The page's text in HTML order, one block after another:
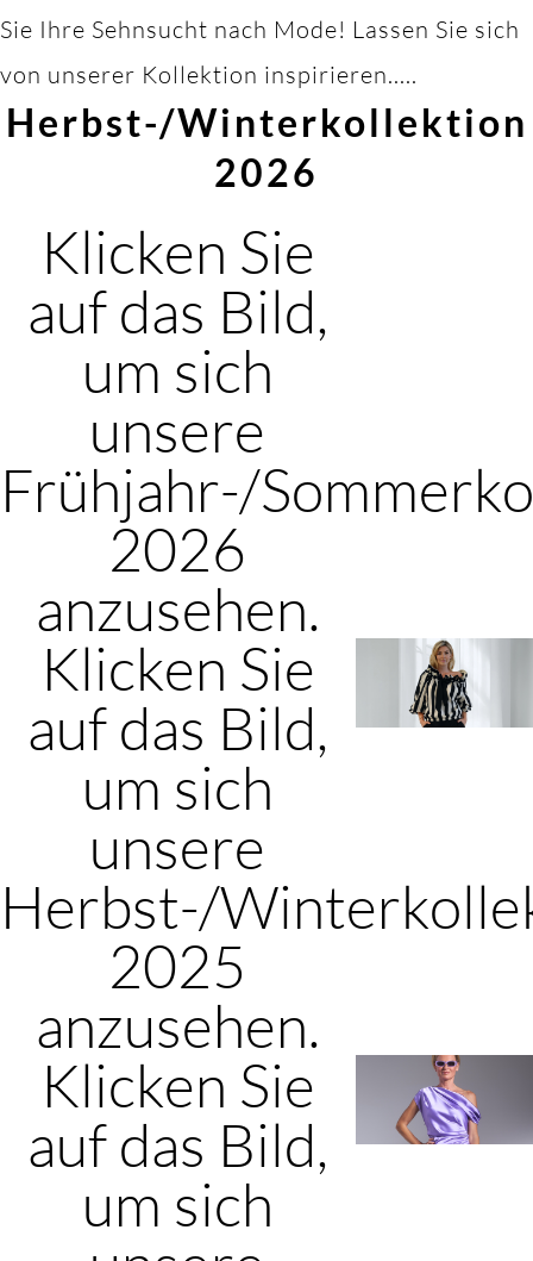
Sie Ihre Sehnsucht nach Mode! Lassen Sie sich
von unserer Kollektion inspirieren.....
Herbst-/Winterkollektion
2026
Klicken Sie
auf das Bild,
um sich
unsere
Frühjahr-/
2026
anzusehen.
Klicken Sie
auf das Bild,
um sich
unsere
Herbst-/
2025
anzusehen.
Klicken Sie
auf das Bild,
um sich